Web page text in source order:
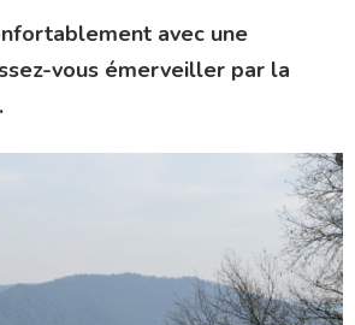
avec une
vous émerveiller par la